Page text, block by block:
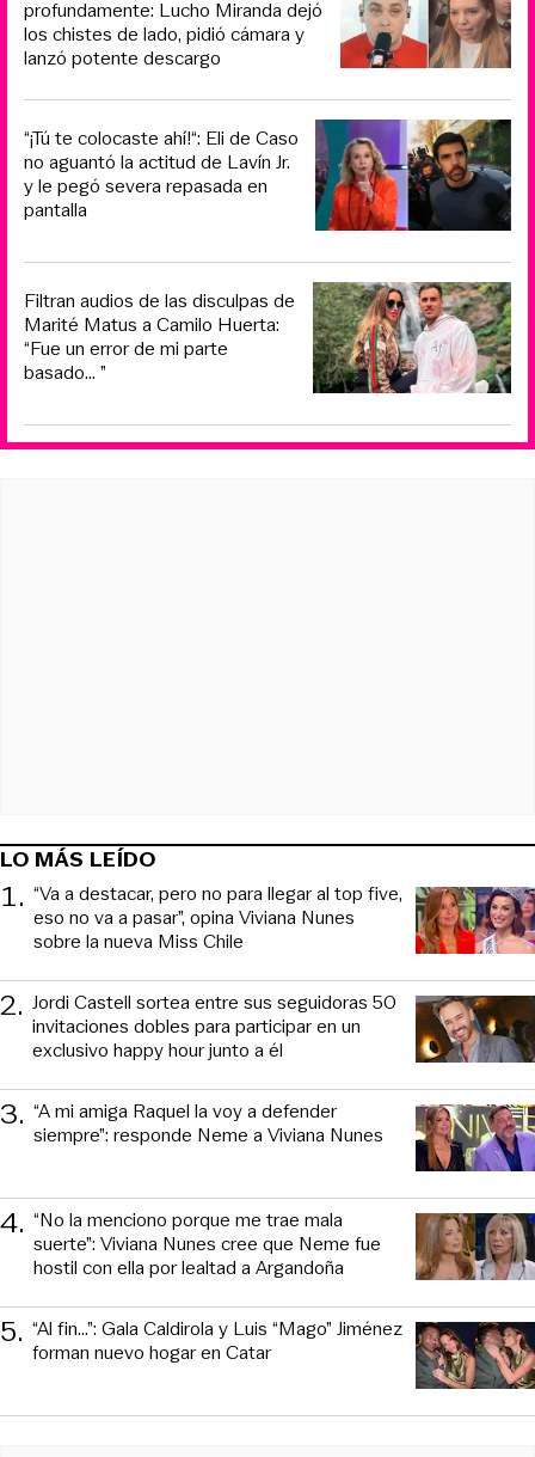
profundamente: Lucho Miranda dejó
los chistes de lado, pidió cámara y
lanzó potente descargo
“¡Tú te colocaste ahí!“: Eli de Caso
no aguantó la actitud de Lavín Jr.
y le pegó severa repasada en
pantalla
Filtran audios de las disculpas de
Marité Matus a Camilo Huerta:
“Fue un error de mi parte
basado... ”
LO MÁS LEÍDO
1. “Va a destacar, pero no para llegar al top five,
eso no va a pasar”, opina Viviana Nunes
sobre la nueva Miss Chile
2. Jordi Castell sortea entre sus seguidoras 50
invitaciones dobles para participar en un
exclusivo happy hour junto a él
3. “A mi amiga Raquel la voy a defender
siempre”: responde Neme a Viviana Nunes
4. “No la menciono porque me trae mala
suerte”: Viviana Nunes cree que Neme fue
hostil con ella por lealtad a Argandoña
5. “Al fin…”: Gala Caldirola y Luis “Mago” Jiménez
forman nuevo hogar en Catar